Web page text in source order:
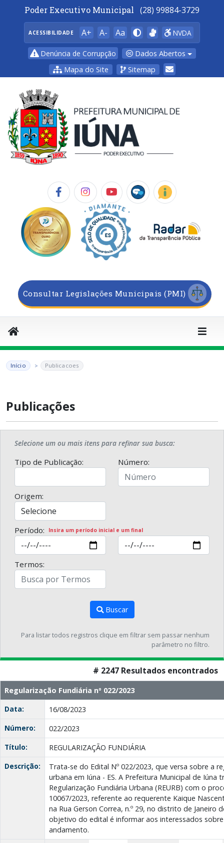
Poder Executivo Municipal (28) 99884-3729
ACESSIBILIDADE A+ A- Aa NVDA
Denúncia de Corrupção
Dados Abertos
Mapa do Site
Sitemap
Consultar Legislações Municipais (PMI)
Início Publicacoes
Publicações
Selecione um ou mais itens para refinar sua busca:
Tipo de Publicação: Número:
Origem:
Período: Insira um período inicial e um final
Termos:
Buscar
Para listar todos registros clique em filtrar sem passar nenhum
parâmetro no filtro.
# 2247 Resultados encontrados
Regularização Fundiária nº 022/2023
Data:
16/08/2023
Número:
022/2023
Título:
REGULARIZAÇÃO FUNDIÁRIA
Descrição:
Trata-se do Edital Nº 022/2023, que versa sobre a
urbana em Iúna - ES. A Prefeitura Municipal de
Regularização Fundiária Urbana (REURB) com o
10067/2023, referente ao requerente Kaique
na Rua Gerson Correa, n.º 29, no distrito de Janeiro
objetivo do edital é informar aos interessados
andamento.